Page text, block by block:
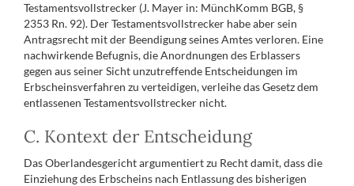
Testamentsvollstrecker (J. Mayer in: MünchKomm BGB, §
2353 Rn. 92). Der Testamentsvollstrecker habe aber sein
Antragsrecht mit der Beendigung seines Amtes verloren. Eine
nachwirkende Befugnis, die Anordnungen des Erblassers
gegen aus seiner Sicht unzutreffende Entscheidungen im
Erbscheinsverfahren zu verteidigen, verleihe das Gesetz dem
entlassenen Testamentsvollstrecker nicht.
C. Kontext der Entscheidung
Das Oberlandesgericht argumentiert zu Recht damit, dass die
Einziehung des Erbscheins nach Entlassung des bisherigen